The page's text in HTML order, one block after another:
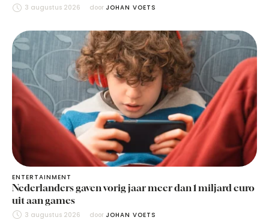
3 augustus 2026 door JOHAN VOETS
ENTERTAINMENT
Nederlanders gaven vorig jaar meer dan 1 miljard euro
uit aan games
3 augustus 2026 door JOHAN VOETS